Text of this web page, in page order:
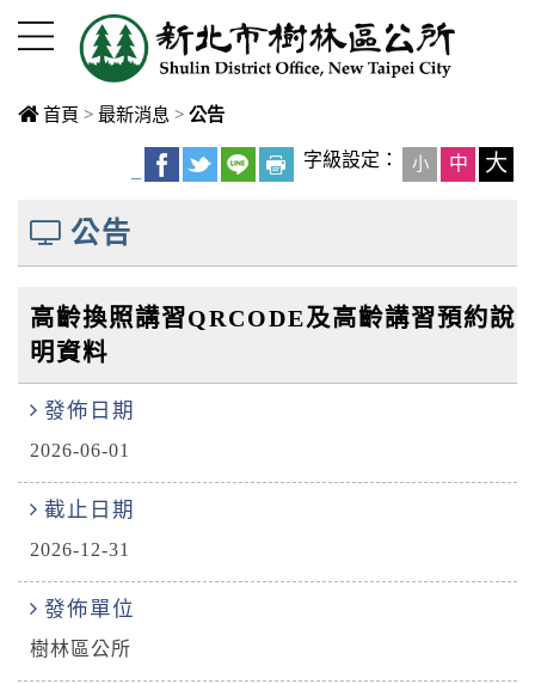
進入內容區塊
首頁 > 最新消息 > 公告
字級設定： 小 中 大
公告
高齡換照講習QRCODE及高齡講習預約說
明資料
發佈日期
2026-06-01
截止日期
2026-12-31
發佈單位
樹林區公所